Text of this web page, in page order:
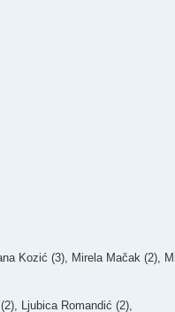
Kozić (3), Mirela Mačak (2),
Ljubica Romandić (2),